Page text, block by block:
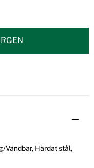
Vändbar, Härdat stål,